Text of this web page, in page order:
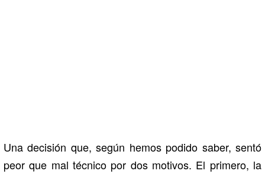
Una decisión que, según hemos podido saber, sentó
peor que mal técnico por dos motivos. El primero, la